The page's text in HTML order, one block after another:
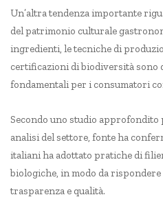
Un’altra tendenza importante
del patrimonio culturale
ingredienti, le tecniche di
certificazioni di biodiversità sono
fondamentali per i consumatori
Secondo uno studio
analisi del settore, fonte ha
italiani ha adottato pratiche di
biologiche, in modo da
trasparenza e qualità.